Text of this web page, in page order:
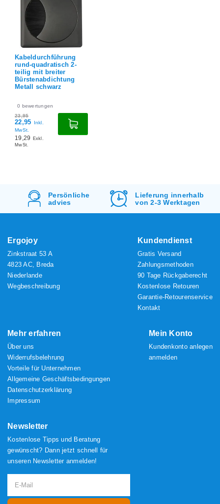
Kabeldurchführung
rund-quadratisch 2-
teilig mit breiter
Bürstenabdichtung
Metall schwarz
0 bewertungen
23,95
22,95
Inkl.
MwSt.
19,29
Exkl.
MwSt.
Lieferung innerhalb
von 2-3 Werktagen
KostenlosVersand
& Rücksendung
Ergojoy
Zinkstraat 53 A
4823 AC, Breda
Niederlande
Wegbeschreibung
Kundendienst
Gratis Versand
Zahlungsmethoden
90 Tage Rückgaberecht
Kostenlose Retouren
Garantie-Retourenservice
Kontakt
Mehr erfahren
Über uns
Widerrufsbelehrung
Vorteile für Unternehmen
Allgemeine Geschäftsbedingungen
Datenschutzerklärung
Impressum
Mein Konto
Kundenkonto anlegen
anmelden
Newsletter
Kostenlose Tipps und Beratung
gewünscht? Dann jetzt schnell für
unseren Newsletter anmelden!